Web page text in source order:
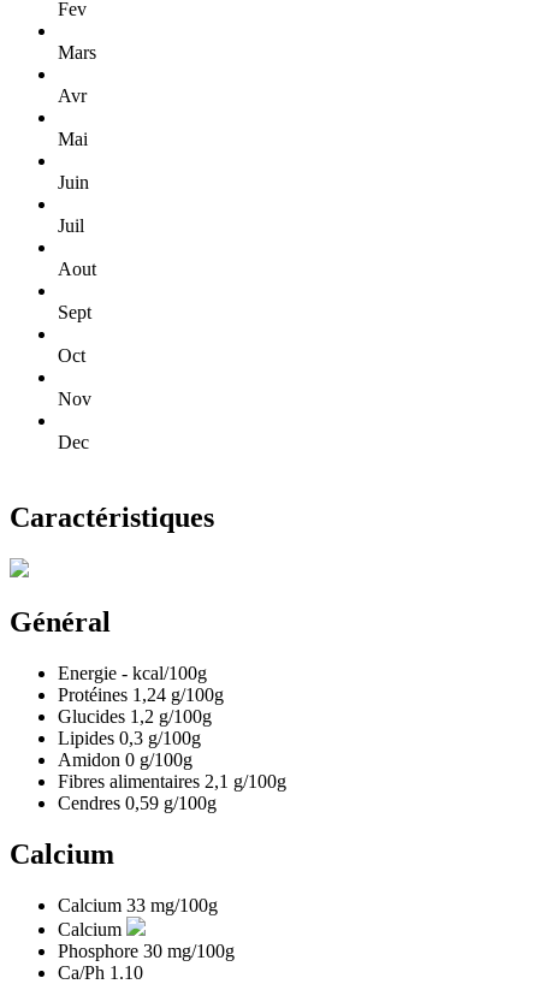
Fev
Mars
Avr
Mai
Juin
Juil
Aout
Sept
Oct
Nov
Dec
Caractéristiques
Général
Energie - kcal/100g
Protéines 1,24 g/100g
Glucides 1,2 g/100g
Lipides 0,3 g/100g
Amidon 0 g/100g
Fibres alimentaires 2,1 g/100g
Cendres 0,59 g/100g
Calcium
Calcium 33 mg/100g
Calcium
Phosphore 30 mg/100g
Ca/Ph 1.10